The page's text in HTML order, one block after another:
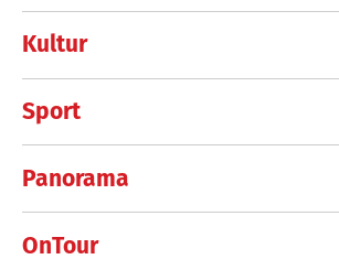
Kultur
Sport
Panorama
OnTour